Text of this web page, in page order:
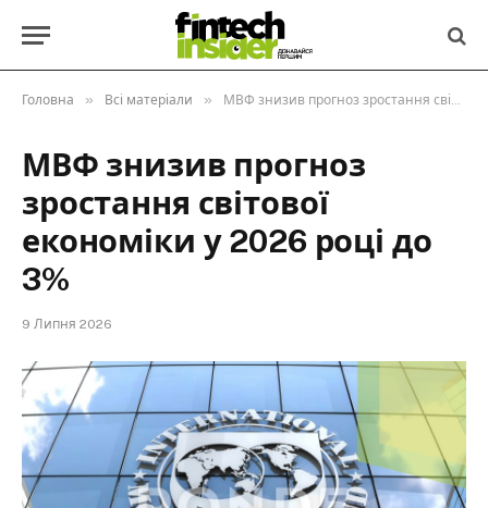
Головна » Всі матеріали » МВФ знизив прогноз зростання світової економіки у 2026 році до 3%
МВФ знизив прогноз
зростання світової
економіки у 2026 році до
3%
9 Липня 2026